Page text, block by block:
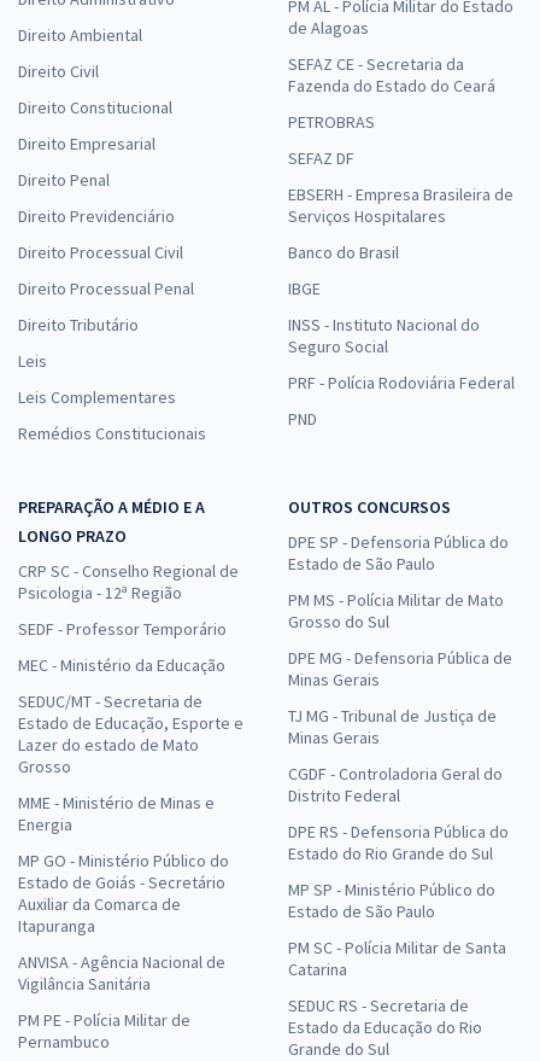
Direito Ambiental
Direito Civil
Direito Constitucional
Direito Empresarial
Direito Penal
Direito Previdenciário
Direito Processual Civil
Direito Processual Penal
Direito Tributário
Leis
Leis Complementares
Remédios Constitucionais
PM AL - Polícia Militar do Estado
de Alagoas
SEFAZ CE - Secretaria da
Fazenda do Estado do Ceará
PETROBRAS
SEFAZ DF
EBSERH - Empresa Brasileira de
Serviços Hospitalares
Banco do Brasil
IBGE
INSS - Instituto Nacional do
Seguro Social
PRF - Polícia Rodoviária Federal
PND
PREPARAÇÃO A MÉDIO E A
LONGO PRAZO
CRP SC - Conselho Regional de
Psicologia - 12ª Região
SEDF - Professor Temporário
MEC - Ministério da Educação
SEDUC/MT - Secretaria de
Estado de Educação, Esporte e
Lazer do estado de Mato
Grosso
MME - Ministério de Minas e
Energia
MP GO - Ministério Público do
Estado de Goiás - Secretário
Auxiliar da Comarca de
Itapuranga
ANVISA - Agência Nacional de
Vigilância Sanitária
PM PE - Polícia Militar de
Pernambuco
OUTROS CONCURSOS
DPE SP - Defensoria Pública do
Estado de São Paulo
PM MS - Polícia Militar de Mato
Grosso do Sul
DPE MG - Defensoria Pública de
Minas Gerais
TJ MG - Tribunal de Justiça de
Minas Gerais
CGDF - Controladoria Geral do
Distrito Federal
DPE RS - Defensoria Pública do
Estado do Rio Grande do Sul
MP SP - Ministério Público do
Estado de São Paulo
PM SC - Polícia Militar de Santa
Catarina
SEDUC RS - Secretaria de
Estado da Educação do Rio
Grande do Sul